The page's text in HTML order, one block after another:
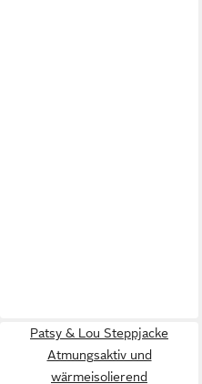
Patsy & Lou Steppjacke
Atmungsaktiv und
wärmeisolierend